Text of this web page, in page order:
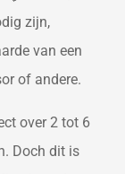
zijn,
van een
of andere.
over 2 tot 6
Doch dit is